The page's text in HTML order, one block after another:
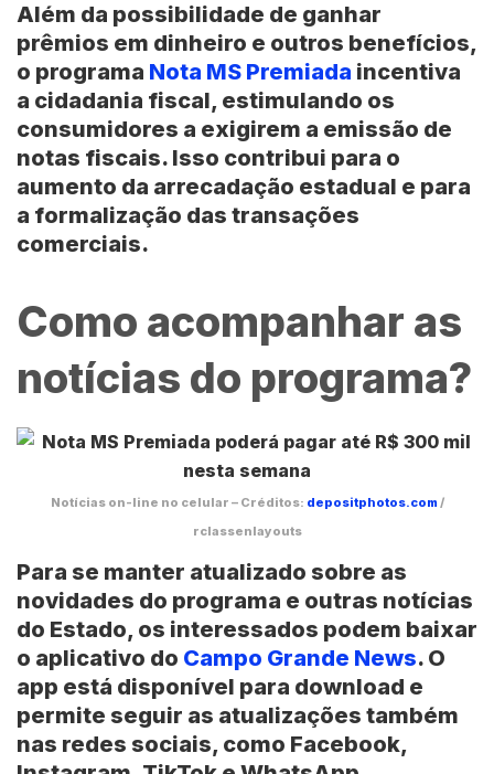
Além da possibilidade de ganhar
prêmios em dinheiro e outros benefícios,
o programa Nota MS Premiada incentiva
a cidadania fiscal, estimulando os
consumidores a exigirem a emissão de
notas fiscais. Isso contribui para o
aumento da arrecadação estadual e para
a formalização das transações
comerciais.
Como acompanhar as
notícias do programa?
Notícias on-line no celular – Créditos: depositphotos.com/
rclassenlayouts
Para se manter atualizado sobre as
novidades do programa e outras notícias
do Estado, os interessados podem baixar
o aplicativo do Campo Grande News. O
app está disponível para download e
permite seguir as atualizações também
nas redes sociais, como Facebook,